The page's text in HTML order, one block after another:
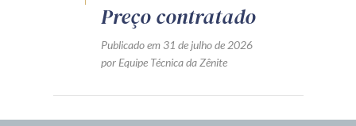
Preço contratado
Publicado em 31 de julho de 2026
por Equipe Técnica da Zênite